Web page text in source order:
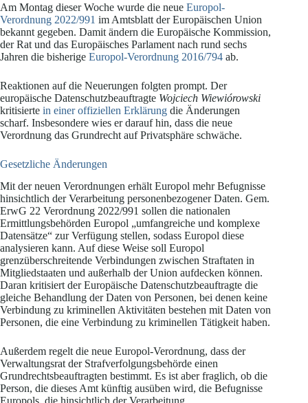
Am Montag dieser Woche wurde die neue Europol-
Verordnung 2022/991 im Amtsblatt der Europäischen Union
bekannt gegeben. Damit ändern die Europäische Kommission,
der Rat und das Europäisches Parlament nach rund sechs
Jahren die bisherige Europol-Verordnung 2016/794 ab.
Reaktionen auf die Neuerungen folgten prompt. Der
europäische Datenschutzbeauftragte Wojciech Wiewiórowski
kritisierte in einer offiziellen Erklärung die Änderungen
scharf. Insbesondere wies er darauf hin, dass die neue
Verordnung das Grundrecht auf Privatsphäre schwäche.
Gesetzliche Änderungen
Mit der neuen Verordnungen erhält Europol mehr Befugnisse
hinsichtlich der Verarbeitung personenbezogener Daten. Gem.
ErwG 22 Verordnung 2022/991 sollen die nationalen
Ermittlungsbehörden Europol „umfangreiche und komplexe
Datensätze“ zur Verfügung stellen, sodass Europol diese
analysieren kann. Auf diese Weise soll Europol
grenzüberschreitende Verbindungen zwischen Straftaten in
Mitgliedstaaten und außerhalb der Union aufdecken können.
Daran kritisiert der Europäische Datenschutzbeauftragte die
gleiche Behandlung der Daten von Personen, bei denen keine
Verbindung zu kriminellen Aktivitäten bestehen mit Daten von
Personen, die eine Verbindung zu kriminellen Tätigkeit haben.
Außerdem regelt die neue Europol-Verordnung, dass der
Verwaltungsrat der Strafverfolgungsbehörde einen
Grundrechtsbeauftragten bestimmt. Es ist aber fraglich, ob die
Person, die dieses Amt künftig ausüben wird, die Befugnisse